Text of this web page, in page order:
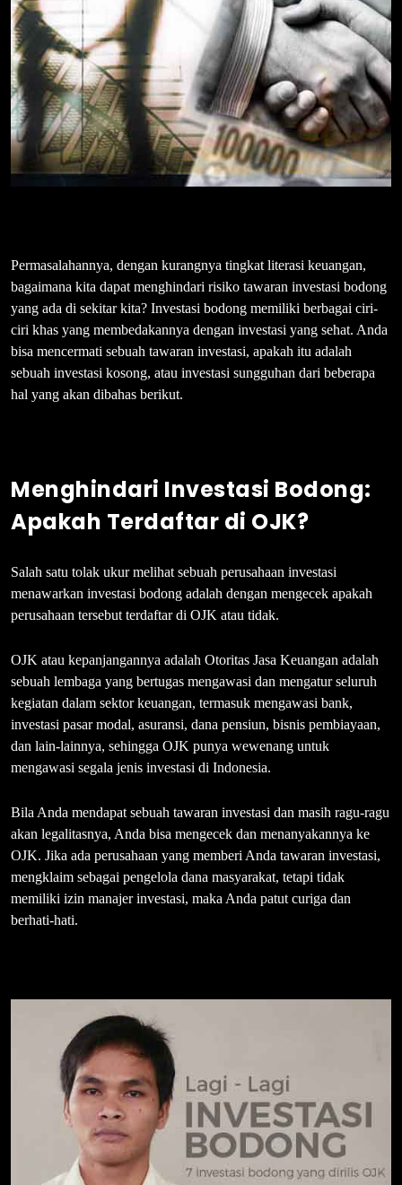
Permasalahannya, dengan kurangnya tingkat literasi keuangan,
bagaimana kita dapat menghindari risiko tawaran investasi bodong
yang ada di sekitar kita? Investasi bodong memiliki berbagai ciri-
ciri khas yang membedakannya dengan investasi yang sehat. Anda
bisa mencermati sebuah tawaran investasi, apakah itu adalah
sebuah investasi kosong, atau investasi sungguhan dari beberapa
hal yang akan dibahas berikut.
Menghindari Investasi Bodong:
Apakah Terdaftar di OJK?
Salah satu tolak ukur melihat sebuah perusahaan investasi
menawarkan investasi bodong adalah dengan mengecek apakah
perusahaan tersebut terdaftar di OJK atau tidak.
OJK atau kepanjangannya adalah Otoritas Jasa Keuangan adalah
sebuah lembaga yang bertugas mengawasi dan mengatur seluruh
kegiatan dalam sektor keuangan, termasuk mengawasi bank,
investasi pasar modal, asuransi, dana pensiun, bisnis pembiayaan,
dan lain-lainnya, sehingga OJK punya wewenang untuk
mengawasi segala jenis investasi di Indonesia.
Bila Anda mendapat sebuah tawaran investasi dan masih ragu-ragu
akan legalitasnya, Anda bisa mengecek dan menanyakannya ke
OJK. Jika ada perusahaan yang memberi Anda tawaran investasi,
mengklaim sebagai pengelola dana masyarakat, tetapi tidak
memiliki izin manajer investasi, maka Anda patut curiga dan
berhati-hati.